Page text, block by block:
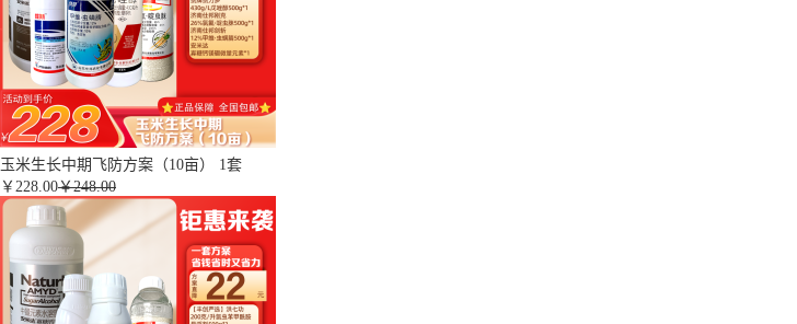
玉米生长中期飞防方案（10亩） 1套
￥ 228.00￥248.00